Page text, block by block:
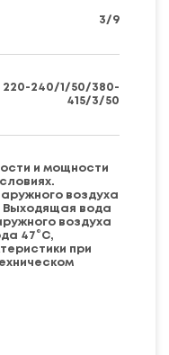
3/9
220-240/1/50/380-
415/3/50
и мощности
воздуха
Выходящая вода
воздуха
47°C,
при